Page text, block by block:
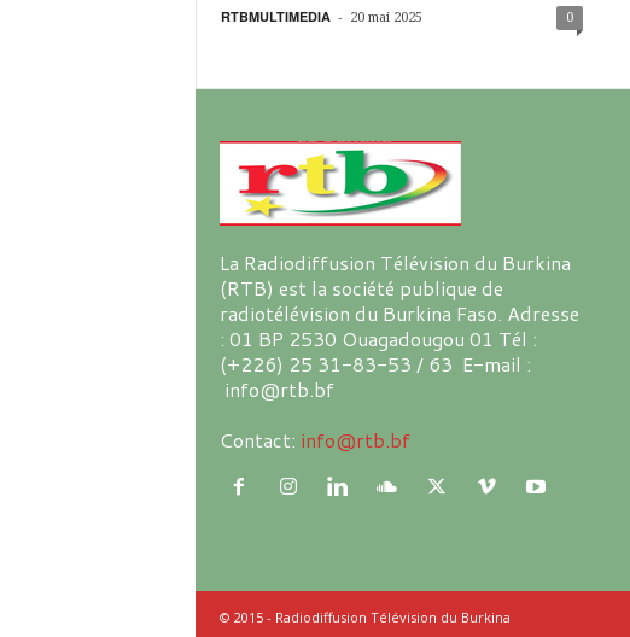
RTBMULTIMEDIA - 20 mai 2025 0
La Radiodiffusion Télévision du Burkina
(RTB) est la société publique de
radiotélévision du Burkina Faso. Adresse
: 01 BP 2530 Ouagadougou 01 Tél :
(+226) 25 31-83-53 / 63 E-mail :
info@rtb.bf
Contact: info@rtb.bf
© 2015 - Radiodiffusion Télévision du Burkina